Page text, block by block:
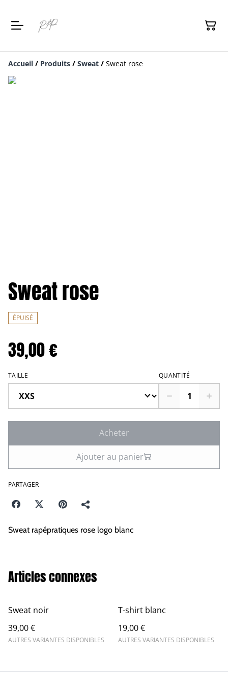
Accueil / Produits / Sweat / Sweat rose
Sweat rose
ÉPUISÉ
39,00 €
TAILLE QUANTITÉ
Acheter
Ajouter au panier
PARTAGER
Sweat rapépratiques rose logo blanc
Articles connexes
Sweat noir
39,00 €
AUTRES VARIANTES DISPONIBLES
T-shirt blanc
19,00 €
AUTRES VARIANTES DISPONIBLES